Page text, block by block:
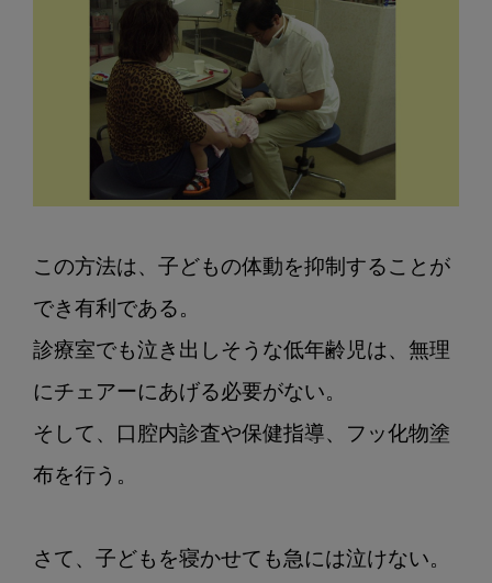
～”で
本
格
的
泣
き
め
この方法は、子どもの体動を抑制することが
でき有利である。
診療室でも泣き出しそうな低年齢児は、無理
にチェアーにあげる必要がない。
そして、口腔内診査や保健指導、フッ化物塗
布を行う。
さて、子どもを寝かせても急には泣けない。